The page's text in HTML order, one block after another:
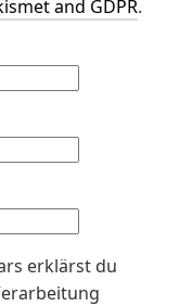
and GDPR.
erklärst du